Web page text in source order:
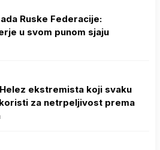
Ruske Federacije:
u svom punom sjaju
ekstremista koji svaku
za netrpeljivost prema